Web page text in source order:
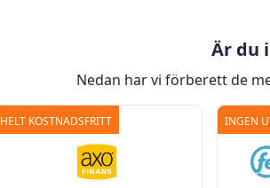
Är du
Nedan har vi förberett de
HELT KOSTNADSFRITT INGEN